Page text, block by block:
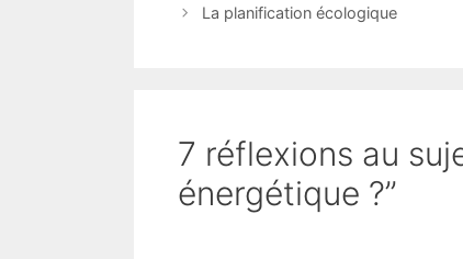
La planification écologique
7 réflexions au
énergétique ?”